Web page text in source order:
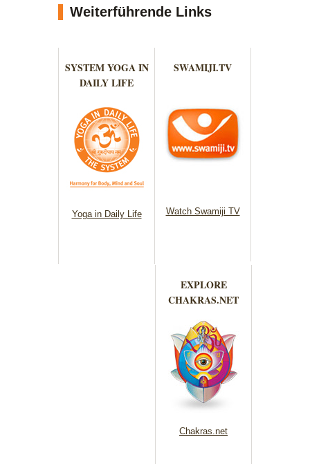
Weiterführende Links
SYSTEM YOGA IN
DAILY LIFE
Yoga in Daily Life
SWAMIJI.TV
Watch Swamiji TV
EXPLORE
CHAKRAS.NET
Chakras.net